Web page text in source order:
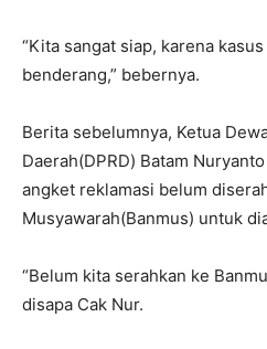
“Kita sangat siap, karena
benderang,” bebernya.
Berita sebelumnya, Ketua
Daerah(DPRD) Batam
angket reklamasi belum
Musyawarah(Banmus) untuk
“Belum kita serahkan ke
disapa Cak Nur.